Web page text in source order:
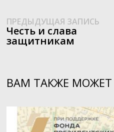
Навигация
по
ПРЕДЫДУЩАЯ ЗАПИСЬ
Честь и слава
защитникам
ВАМ ТАКЖЕ